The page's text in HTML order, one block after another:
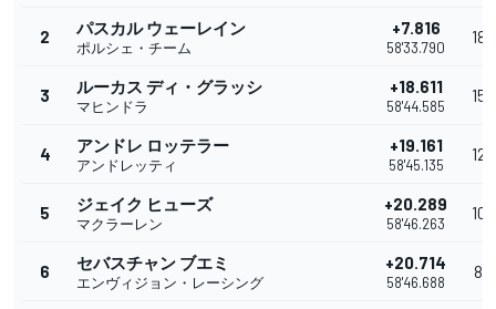
2 パスカル ウェーレイン
ポルシェ・チーム
+7.816
58'33.790
18
3 ルーカス ディ・グラッシ
マヒンドラ
+18.611
58'44.585
15
4 アンドレ ロッテラー
アンドレッティ
+19.161
58'45.135
12
5 ジェイク ヒューズ
マクラーレン
+20.289
58'46.263
10
6 セバスチャン ブエミ
エンヴィジョン・レーシング
+20.714
58'46.688
8